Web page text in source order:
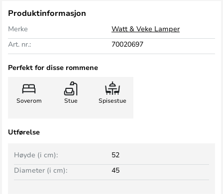
Produktinformasjon
Merke
Watt & Veke Lamper
Art. nr.:
70020697
Perfekt for disse rommene
Soverom Stue Spisestue
Utførelse
Høyde (i cm):
52
Diameter (i cm):
45